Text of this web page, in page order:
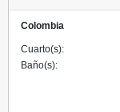
Colombia
Cuarto(s):
Baño(s):